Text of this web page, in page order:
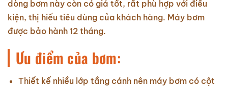
dòng bơm này còn có giá tốt, rất phù hợp với điều
kiện, thị hiếu tiêu dùng của khách hàng. Máy bơm
được bảo hành 12 tháng.
Ưu điểm của bơm:
Thiết kế nhiều lớp tầng cánh nên máy bơm có cột